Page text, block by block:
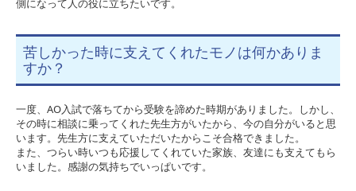
側になって人の役に立ちたいです。
苦しかった時に支えてくれたモノは何かありま
すか？
一度、AO入試で落ちてから受験を諦めた時期がありました。しかし、
その時に相談に乗ってくれた先生方がいたから、今の自分がいると思
います。先生方に支えていただいたからこそ合格できました。
また、つらい時いつも応援してくれていた家族、友達にも支えてもら
いました。感謝の気持ちでいっぱいです。